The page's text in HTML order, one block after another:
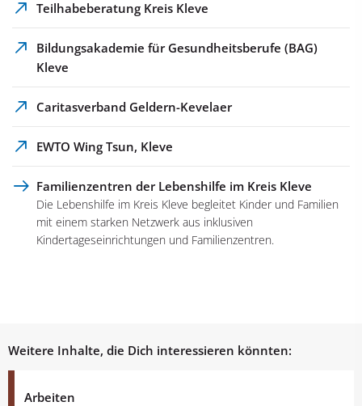
Teilhabeberatung Kreis Kleve
Bildungsakademie für Gesundheitsberufe (BAG)
Kleve
Caritasverband Geldern-Kevelaer
EWTO Wing Tsun, Kleve
Familienzentren der Lebenshilfe im Kreis Kleve
Die Lebenshilfe im Kreis Kleve begleitet Kinder und Familien
mit einem starken Netzwerk aus inklusiven
Kindertageseinrichtungen und Familienzentren.
Weitere Inhalte, die Dich interessieren könnten:
Arbeiten